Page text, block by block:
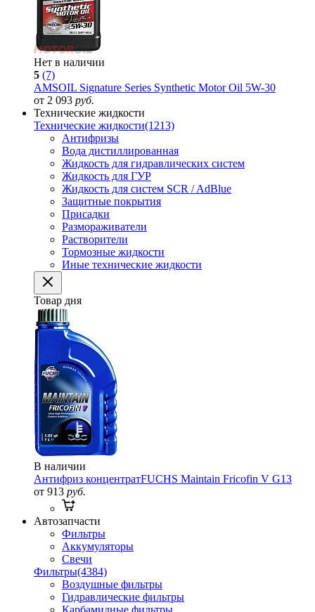
Нет в наличии
5 (7)
AMSOIL Signature Series Synthetic Motor Oil 5W-30
от 2 093 руб.
Технические жидкости
Технические жидкости(1213)
Антифризы
Вода дистиллированная
Жидкость для гидравлических систем
Жидкость для ГУР
Жидкость для систем SCR / AdBlue
Защитные покрытия
Присадки
Размораживатели
Растворители
Тормозные жидкости
Иные технические жидкости
Товар дня
В наличии
Антифриз концентратFUCHS Maintain Fricofin V G13
от 913 руб.
Автозапчасти
Фильтры
Аккумуляторы
Свечи
Фильтры(4384)
Воздушные фильтры
Гидравлические фильтры
Карбамидные фильтры